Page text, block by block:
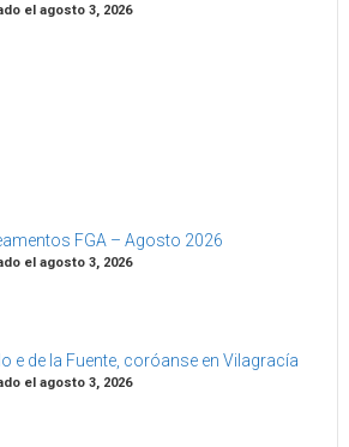
el agosto 3, 2026
FGA – Agosto 2026
el agosto 3, 2026
e de la Fuente, coróanse en Vilagracía
el agosto 3, 2026